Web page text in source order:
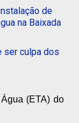
de
na Baixada
ser culpa dos
(ETA) do